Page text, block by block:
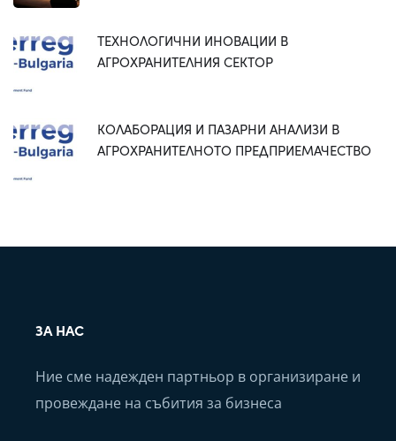
ТЕХНОЛОГИЧНИ ИНОВАЦИИ В
АГРОХРАНИТЕЛНИЯ СЕКТОР
КОЛАБОРАЦИЯ И ПАЗАРНИ АНАЛИЗИ В
АГРОХРАНИТЕЛНОТО ПРЕДПРИЕМАЧЕСТВО
ЗА НАС
Ние сме надежден партньор в организиране и
провеждане на събития за бизнеса